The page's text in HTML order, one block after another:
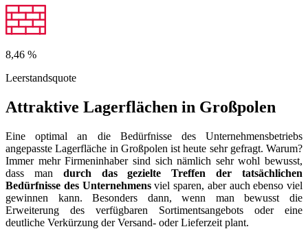
8,46 %
Leerstandsquote
Attraktive Lagerflächen in Großpolen
Eine optimal an die Bedürfnisse des Unternehmensbetriebs
angepasste Lagerfläche in Großpolen ist heute sehr gefragt. Warum?
Immer mehr Firmeninhaber sind sich nämlich sehr wohl bewusst,
dass man durch das gezielte Treffen der tatsächlichen
Bedürfnisse des Unternehmensviel sparen, aber auch ebenso viel
gewinnen kann. Besonders dann, wenn man bewusst die
Erweiterung des verfügbaren Sortimentsangebots oder eine
deutliche Verkürzung der Versand- oder Lieferzeit plant.